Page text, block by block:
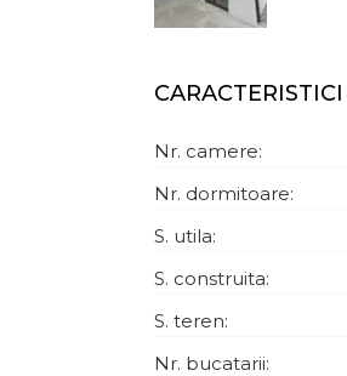
CARACTERISTICI
Nr. camere:
Nr. dormitoare:
S. utila:
S. construita:
S. teren:
Nr. bucatarii: